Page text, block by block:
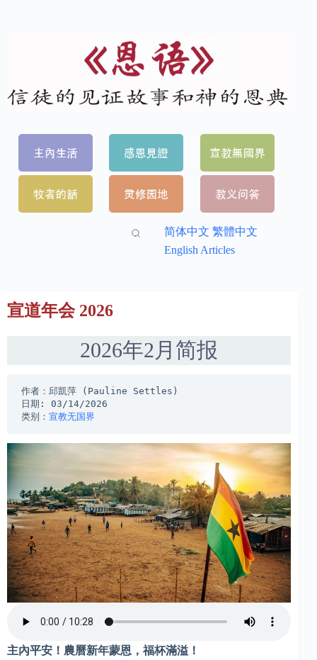
简体中文 繁體中文
English Articles
宣道年会 2026
2026年2月简报
作者：邱凱萍 (Pauline Settles)
日期: 03/14/2026
类别： 宣教无国界
主內平安！農曆新年蒙恩，福杯滿溢！